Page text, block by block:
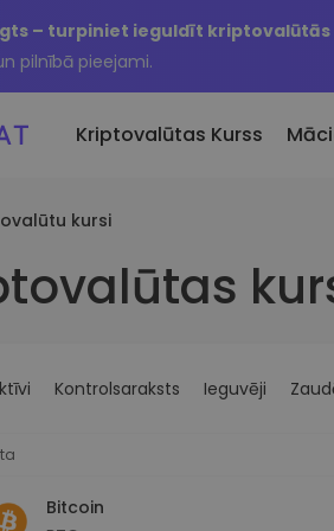
– turpiniet ieguldīt kriptovalūtās
pilnībā pieejami.
Kriptovalūtas Kurss
cenas
300 kriptovalūtu Nesen
Pērciet vairāk nekā 300
kriptovalūtas
iespējas
kursi
Kontrolsaraksts Ieguvēji
Bitcoin